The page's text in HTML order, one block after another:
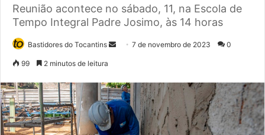
Reunião acontece no sábado, 11, na Escola de
Tempo Integral Padre Josimo, às 14 horas
Bastidores do Tocantins
d
e
u
m
7 de novembro de 2023 0
99 2 minutos de leitura